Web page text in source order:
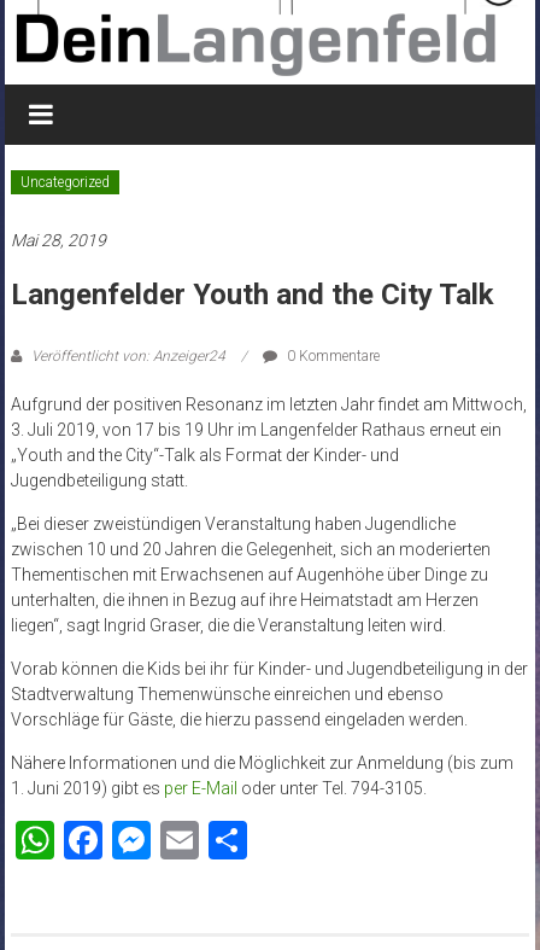
Uncategorized
Mai 28, 2019
Langenfelder Youth and the City Talk
Veröffentlicht von: Anzeiger24 0 Kommentare
Aufgrund der positiven Resonanz im letzten Jahr findet am Mittwoch,
3. Juli 2019, von 17 bis 19 Uhr im Langenfelder Rathaus erneut ein
„Youth and the City“-Talk als Format der Kinder- und
Jugendbeteiligung statt.
„Bei dieser zweistündigen Veranstaltung haben Jugendliche
zwischen 10 und 20 Jahren die Gelegenheit, sich an moderierten
Thementischen mit Erwachsenen auf Augenhöhe über Dinge zu
unterhalten, die ihnen in Bezug auf ihre Heimatstadt am Herzen
liegen“, sagt Ingrid Graser, die die Veranstaltung leiten wird.
Vorab können die Kids bei ihr für Kinder- und Jugendbeteiligung in der
Stadtverwaltung Themenwünsche einreichen und ebenso
Vorschläge für Gäste, die hierzu passend eingeladen werden.
Nähere Informationen und die Möglichkeit zur Anmeldung (bis zum
1. Juni 2019) gibt es per E-Mail oder unter Tel. 794-3105.
WhatsApp
Facebook
Messenger
EmailTeilen